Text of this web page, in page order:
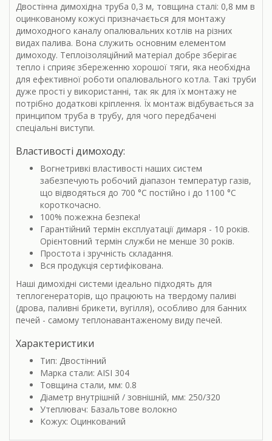
Двостінна димохідна труба 0,3 м, товщина сталі: 0,8 мм в
оцинкованому кожусі призначається для монтажу
димоходного каналу опалювальних котлів на різних
видах палива. Вона служить основним елементом
димоходу. Теплоізоляційний матеріал добре зберігає
тепло і сприяє збереженню хорошої тяги, яка необхідна
для ефективної роботи опалювального котла. Такі труби
дуже прості у використанні, так як для їх монтажу не
потрібно додаткові кріплення. Їх монтаж відбувається за
принципом труба в трубу, для чого передбачені
спеціальні виступи.
Властивості димоходу:
Вогнетривкі властивості наших систем
забезпечують робочий діапазон температур газів,
що відводяться до 700 °С постійно і до 1100 °С
короткочасно.
100% пожежна безпека!
Гарантійний термін експлуатації димаря - 10 років.
Орієнтовний термін служби не менше 30 років.
Простота і зручність складання.
Вся продукція сертифікована.
Наші димохідні системи ідеально підходять для
теплогенераторів, що працюють на твердому паливі
(дрова, паливні брикети, вугілля), особливо для банних
печей - самому теплонавантаженому виду печей.
Характеристики
Тип: Двостінний
Марка стали: AISI 304
Товщина стали, мм: 0.8
Діаметр внутрішній / зовнішній, мм: 250/320
Утеплювач: Базальтове волокно
Кожух: Оцинкований